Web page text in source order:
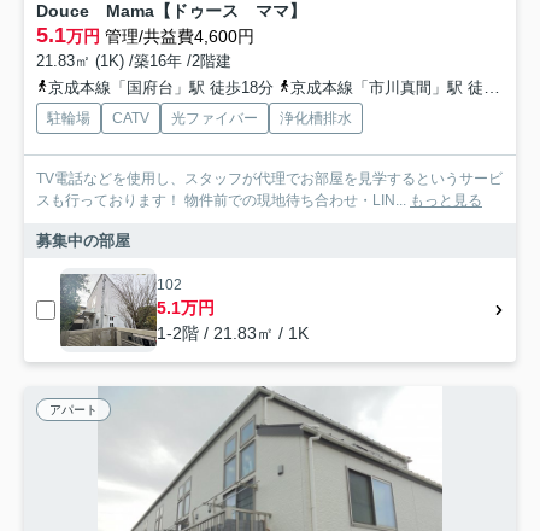
Douce Mama【ドゥース ママ】
5.1万円 管理/共益費4,600円
21.83㎡ (1K) /築16年 /2階建
京成本線「国府台」駅 徒歩18分
京成本線「市川真間」駅 徒歩19分
駐輪場 CATV 光ファイバー 浄化槽排水
TV電話などを使用し、スタッフが代理でお部屋を見学するというサービ
スも行っております！ 物件前での現地待ち合わせ・LIN... もっと見る
募集中の部屋
102
5.1万円
1-2階 / 21.83㎡ / 1K
アパート